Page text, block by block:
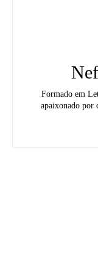
Formado em
apaixonado por